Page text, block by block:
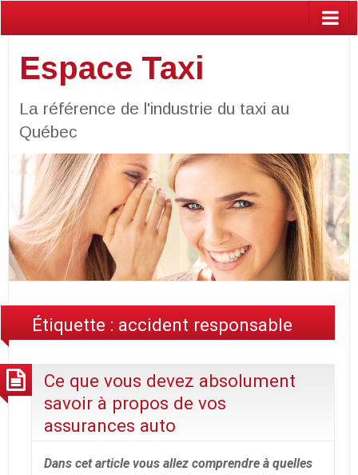
Espace Taxi
La référence de l'industrie du taxi au
Québec
Étiquette : accident responsable
Ce que vous devez absolument
savoir à propos de vos
assurances auto
Dans cet article vous allez comprendre à quelles